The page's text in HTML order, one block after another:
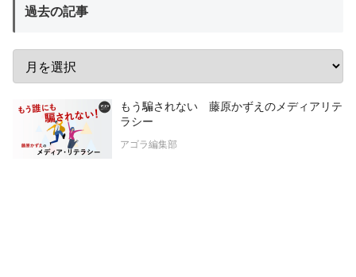
過去の記事
もう騙されない 藤原かずえのメディアリテ
ラシー
アゴラ編集部